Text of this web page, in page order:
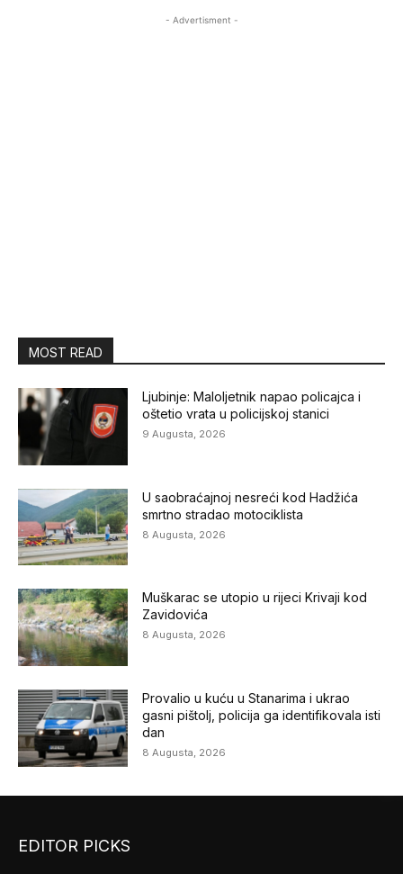
- Advertisment -
MOST READ
Ljubinje: Maloljetnik napao policajca i
oštetio vrata u policijskoj stanici
9 Augusta, 2026
U saobraćajnoj nesreći kod Hadžića
smrtno stradao motociklista
8 Augusta, 2026
Muškarac se utopio u rijeci Krivaji kod
Zavidovića
8 Augusta, 2026
Provalio u kuću u Stanarima i ukrao
gasni pištolj, policija ga identifikovala isti
dan
8 Augusta, 2026
EDITOR PICKS